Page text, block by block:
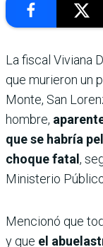
La fiscal Viviana
que murieron un
Monte, San
hombre,
que se habría
choque fatal ,
Ministerio
Mencionó que
y que el